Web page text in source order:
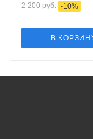
2 200руб. -10%
В